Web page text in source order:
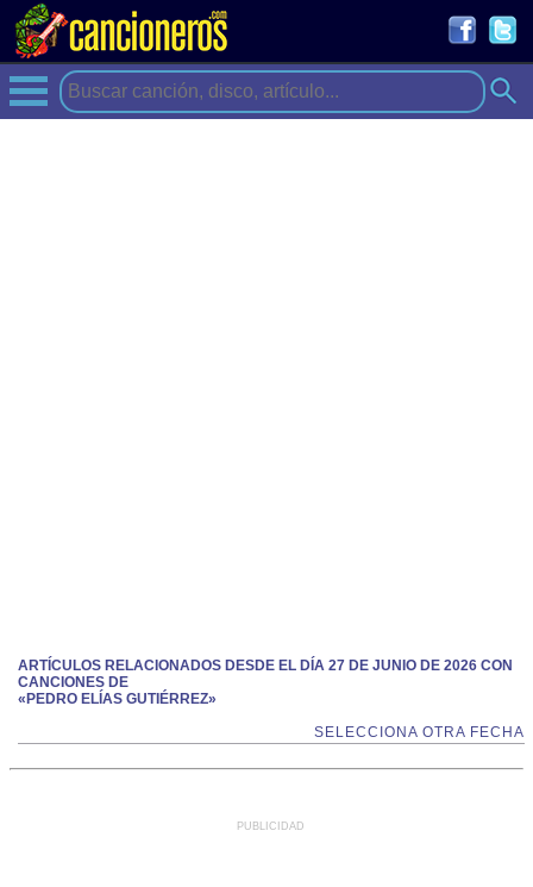
ARTÍCULOS RELACIONADOS DESDE EL DÍA 27 DE JUNIO DE 2026 CON
CANCIONES DE
«PEDRO ELÍAS GUTIÉRREZ»
SELECCIONA OTRA FECHA
PUBLICIDAD